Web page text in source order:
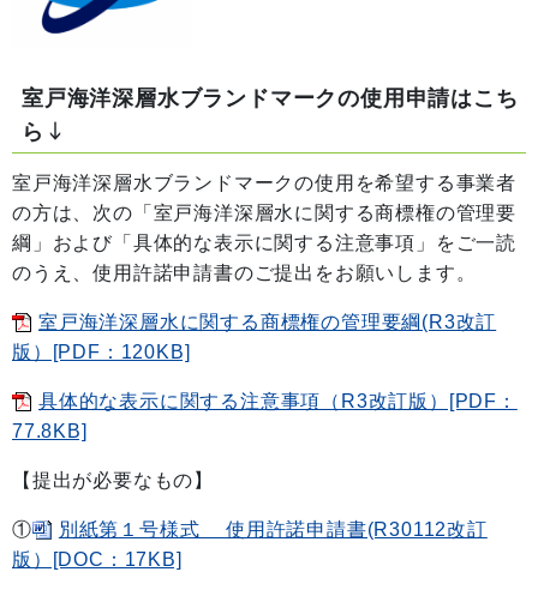
室戸海洋深層水ブランドマークの使用申請はこち
ら↓
室戸海洋深層水ブランドマークの使用を希望する事業者
の方は、次の「室戸海洋深層水に関する商標権の管理要
綱」および「具体的な表示に関する注意事項」をご一読
のうえ、使用許諾申請書のご提出をお願いします。
室戸海洋深層水に関する商標権の管理要綱(R3改訂
版）[PDF：120KB]
具体的な表示に関する注意事項（R3改訂版）[PDF：
77.8KB]
【提出が必要なもの】
①
別紙第１号様式 使用許諾申請書(R30112改訂
版）[DOC：17KB]